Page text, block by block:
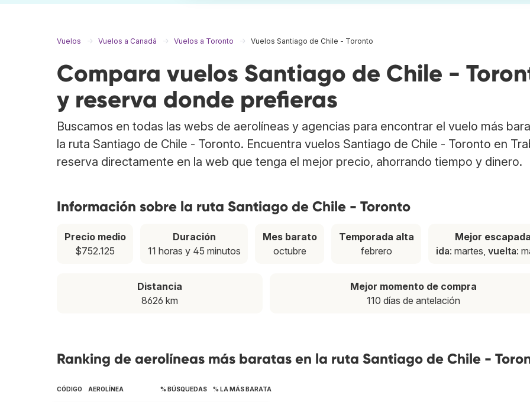
Vuelos Vuelos a Canadá Vuelos a Toronto Vuelos Santiago de Chile - Toronto
Compara vuelos Santiago de Chile -
y reserva donde prefieras
Buscamos en todas las webs de aerolíneas y agencias para encontrar el vuelo más
la ruta Santiago de Chile - Toronto. Encuentra vuelos Santiago de Chile - Toronto en
reserva directamente en la web que tenga el mejor precio, ahorrando tiempo y dinero.
Información sobre la ruta Santiago de Chile - Toronto
Precio medio
$752.125
Duración
11 horas y 45 minutos
Mes barato
octubre
Temporada alta
febrero
Mejor
ida: martes, vuelta:
Distancia
8626 km
Mejor momento de compra
110 días de antelación
Ranking de aerolíneas más baratas en la ruta Santiago de Chile -
CÓDIGO AEROLÍNEA % BÚSQUEDAS % LA MÁS BARATA